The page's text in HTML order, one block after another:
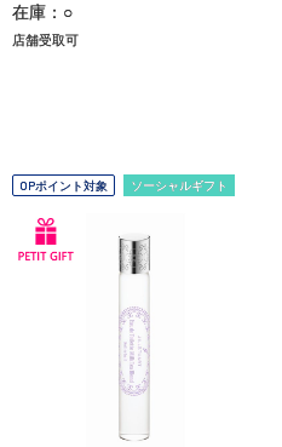
在庫：○
店舗受取可
OPポイント対象 ソーシャルギフト